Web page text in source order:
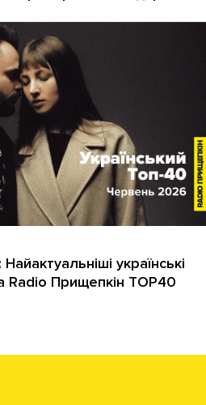
українські
Radio Прищепкін TOP40